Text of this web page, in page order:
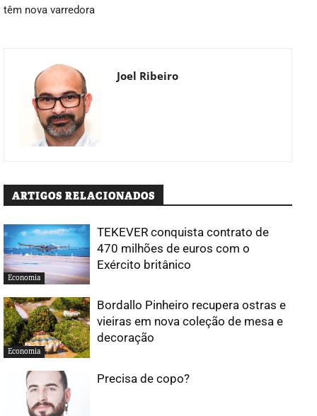
têm nova varredora
Joel Ribeiro
ARTIGOS RELACIONADOS
Economia
TEKEVER conquista contrato de
470 milhões de euros com o
Exército britânico
Economia
Bordallo Pinheiro recupera ostras e
vieiras em nova coleção de mesa e
decoração
Precisa de copo?